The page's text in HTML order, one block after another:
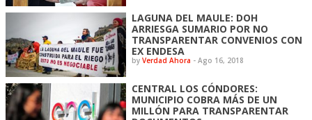
LAGUNA DEL MAULE: DOH
ARRIESGA SUMARIO POR NO
TRANSPARENTAR CONVENIOS CON
EX ENDESA
byVerdad Ahora - Ago 16, 2018
CENTRAL LOS CÓNDORES:
MUNICIPIO COBRA MÁS DE UN
MILLÓN PARA TRANSPARENTAR